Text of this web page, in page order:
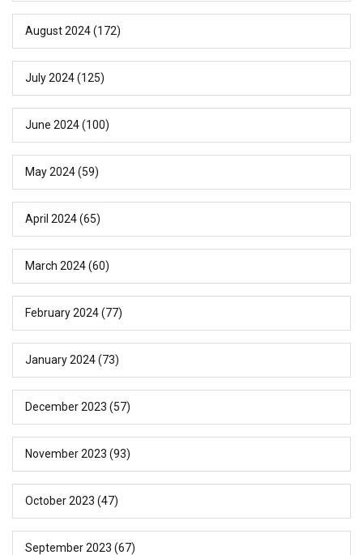
August 2024(172)
July 2024(125)
June 2024(100)
May 2024(59)
April 2024(65)
March 2024(60)
February 2024(77)
January 2024(73)
December 2023 (57)
November 2023 (93)
October 2023 (47)
September 2023 (67)